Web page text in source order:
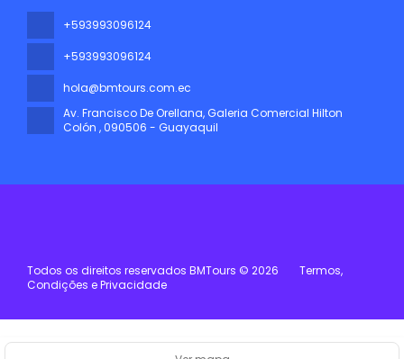
+593993096124
+593993096124
hola@bmtours.com.ec
Av. Francisco De Orellana, Galeria Comercial Hilton
Colón , 090506 - Guayaquil
Todos os direitos reservados BMTours © 2026
Termos,
Condições e Privacidade